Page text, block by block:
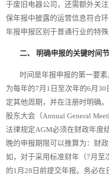
于废旧电器公司，还需额外关
保年报中披露的运营信息符合
年报申报区别于普通行业的特殊
二、 明确申报的关键时间
时间是年报申报的第一要素
为每年的7月1日至次年的6月
定其他周期，并在注册时明确
股东大会（Annual General
法律规定AGM必须在财政年度
晚的申报期限可以推算为：财
如，对于采用标准财年（7月至
的1月28日前提交年报。务必